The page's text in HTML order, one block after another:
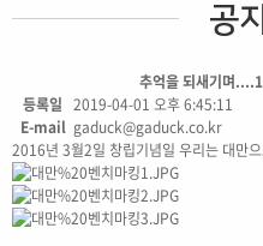
공
추억을 되새기며
등록일 2019-04-01 오후 6:45:11
E-mail gaduck@gaduck.co.kr
2016년 3월2일 창립기념일 우리는 대만